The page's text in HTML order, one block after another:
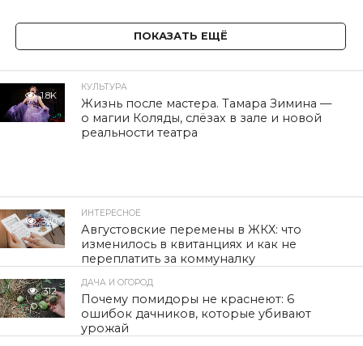
ПОКАЗАТЬ ЕЩЁ
1.8K
КУЛЬТУРА
Жизнь после мастера. Тамара Зимина —
о магии Коляды, слёзах в зале и новой
реальности театра
320
ИНТЕРЕСНОЕ
Августовские перемены в ЖКХ: что
изменилось в квитанциях и как не
переплатить за коммуналку
312
ДАЧА И ОГОРОД
Почему помидоры не краснеют: 6
ошибок дачников, которые убивают
урожай